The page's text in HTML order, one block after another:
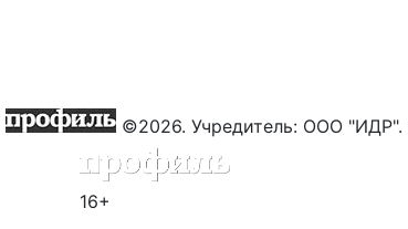
©2026. Учредитель: ООО
16+